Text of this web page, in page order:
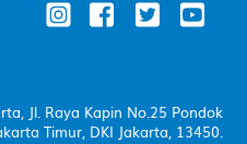
Jl. Raya Kapin No.25 Pondok
Timur, DKI Jakarta, 13450.